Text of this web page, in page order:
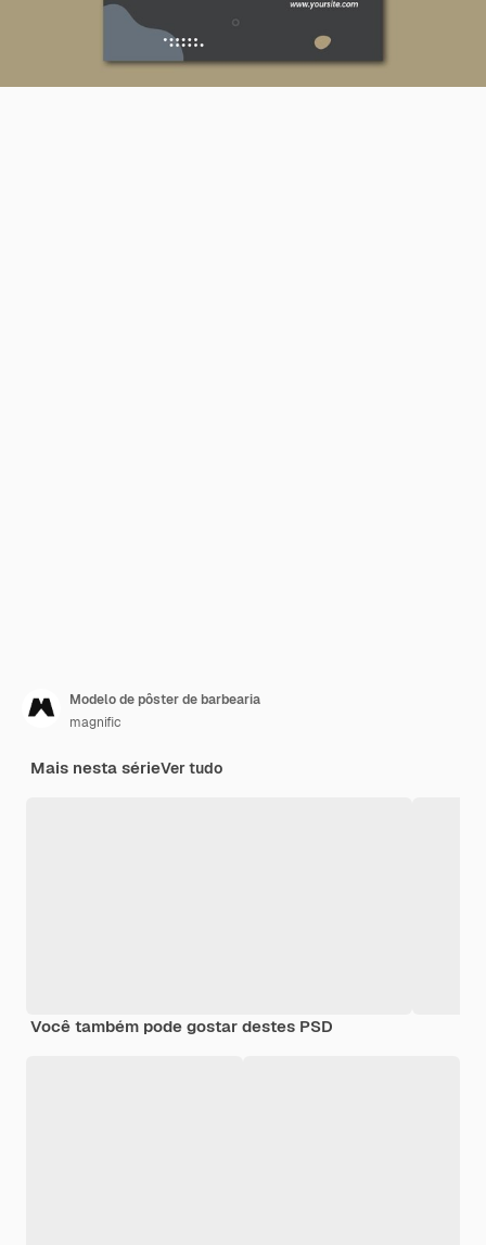
Modelo de pôster de barbearia
magnific
Mais nesta sérieVer tudo
Você também pode gostar destes PSD